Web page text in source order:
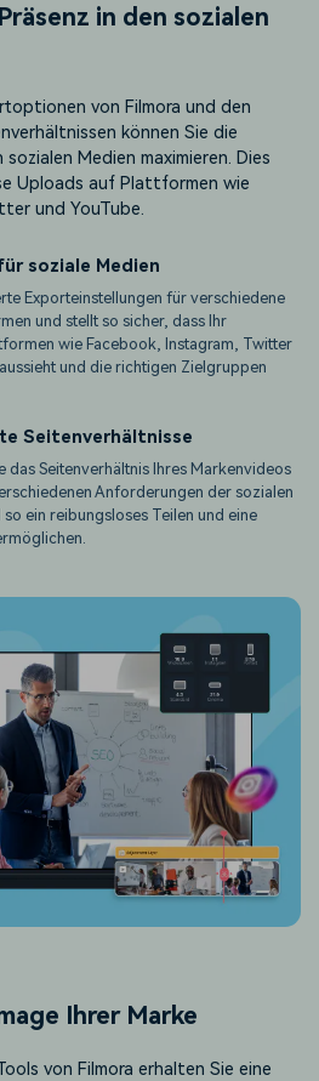
in den sozialen
von Filmora und den
können Sie die
Medien maximieren. Dies
Uploads auf Plattformen wie
und YouTube.
soziale Medien
Exporteinstellungen für verschiedene
und stellt so sicher, dass Ihr
wie Facebook, Instagram, Twitter
und die richtigen Zielgruppen
Seitenverhältnisse
das Seitenverhältnis Ihres Markenvideos
Anforderungen der sozialen
so ein reibungsloses Teilen und eine
Ihrer Marke
von Filmora erhalten Sie eine